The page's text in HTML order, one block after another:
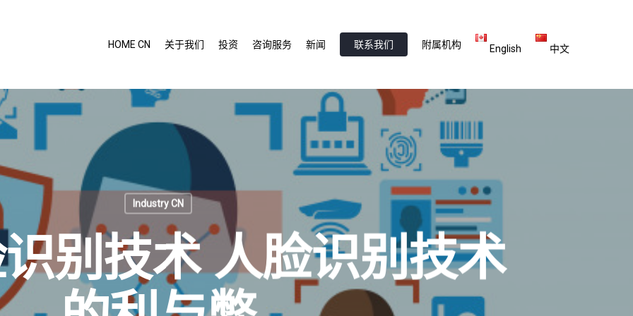
HOME CN 关于我们 投资 咨询服务 新闻 联系我们 附属机构 English 中文
Industry CN
别技术 人脸识别技术